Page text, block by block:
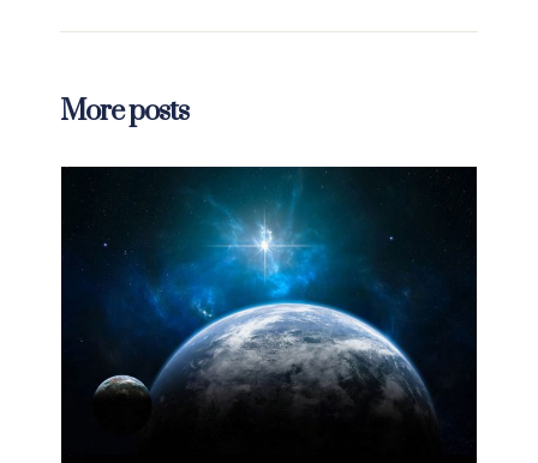
More posts